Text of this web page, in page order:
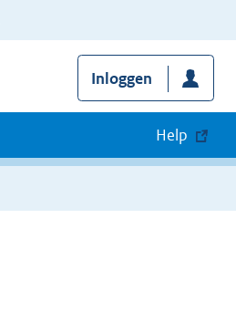
Inloggen
Help